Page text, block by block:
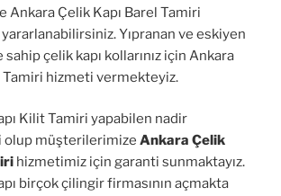
Ankara Çelik Kapı Barel Tamiri
Yıpranan ve eskiyen
sahip çelik kapı kollarınız için Ankara
Tamiri hizmeti vermekteyiz.
Kilit Tamiri yapabilen nadir
olup müşterilerimize Ankara Çelik
hizmetimiz için garanti sunmaktayız.
birçok çilingir firmasının açmakta